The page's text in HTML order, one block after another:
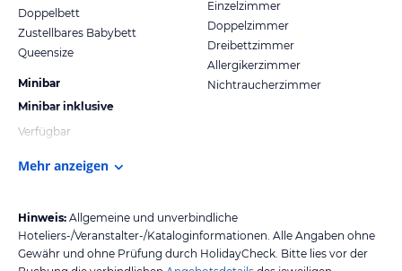
Doppelbett
Zustellbares Babybett
Queensize
Minibar
Minibar inklusive
Verfügbar
Einzelzimmer
Doppelzimmer
Dreibettzimmer
Allergikerzimmer
Nichtraucherzimmer
Mehr anzeigen
Hinweis: Allgemeine und unverbindliche
Hoteliers-/Veranstalter-/Kataloginformationen. Alle Angaben ohne
Gewähr und ohne Prüfung durch HolidayCheck. Bitte lies vor der